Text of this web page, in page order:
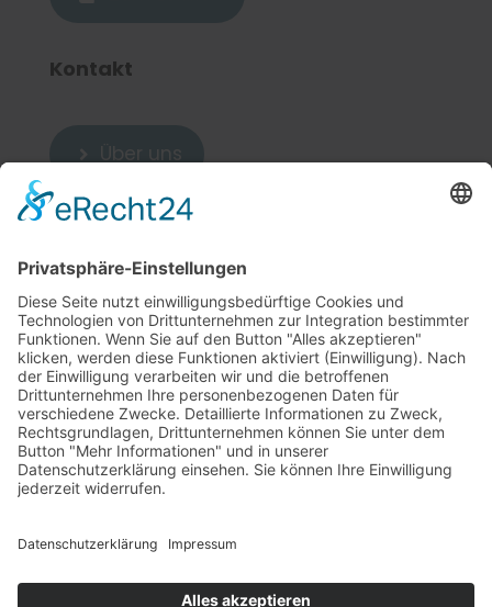
Kontakt
 Über uns
Weitere Links
5 Cookie-Einstellungen
5 Sitemap
5 Datenschutzerklärung